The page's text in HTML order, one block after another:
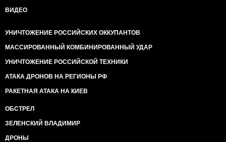
ВИДЕО
УНИЧТОЖЕНИЕ РОССИЙСКИХ ОККУПАНТОВ
МАССИРОВАННЫЙ КОМБИНИРОВАННЫЙ УДАР
УНИЧТОЖЕНИЕ РОССИЙСКОЙ ТЕХНИКИ
АТАКА ДРОНОВ НА РЕГИОНЫ РФ
РАКЕТНАЯ АТАКА НА КИЕВ
ОБСТРЕЛ
ЗЕЛЕНСКИЙ ВЛАДИМИР
ДРОНЫ